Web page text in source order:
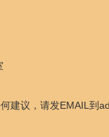
建议，请发EMAIL到